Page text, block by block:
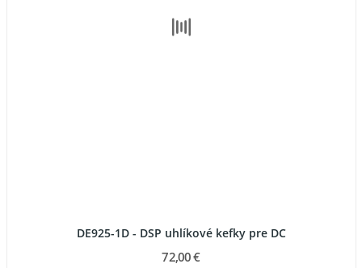
DE925-1D - DSP uhlíkové kefky pre DC
72,00 €